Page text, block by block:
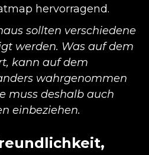
hervorragend.
sollten verschiedene
werden. Was auf dem
kann auf dem
wahrgenommen
muss deshalb auch
einbeziehen.